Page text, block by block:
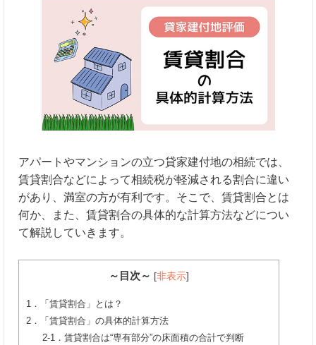
アパートやマンションの立つ貸家建付地の相続では、
賃貸割合などによって相続税が軽減される割合に違い
があり、満室の方が有利です。そこで、賃貸割合とは
何か、また、賃貸割合の具体的な計算方法などについ
て解説していきます。
～目次～ [非表示]
1．「賃貸割合」とは？
2．「賃貸割合」の具体的計算方法
2-1．賃貸割合は“専有部分”の床面積の合計で判断